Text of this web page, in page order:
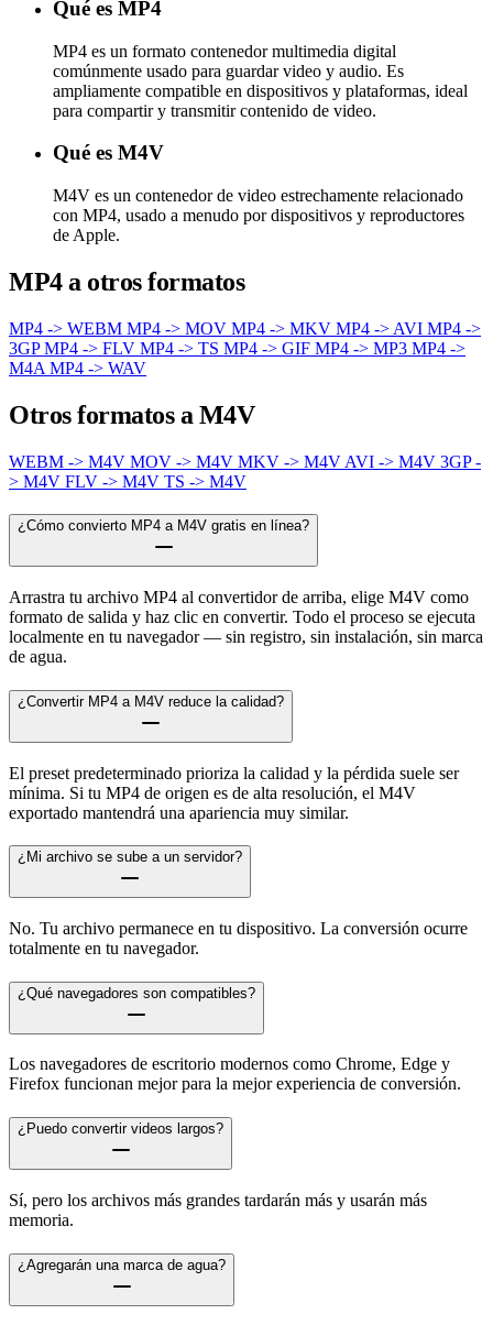
Qué es MP4
MP4 es un formato contenedor multimedia digital
comúnmente usado para guardar video y audio. Es
ampliamente compatible en dispositivos y plataformas, ideal
para compartir y transmitir contenido de video.
Qué es M4V
M4V es un contenedor de video estrechamente relacionado
con MP4, usado a menudo por dispositivos y reproductores
de Apple.
MP4 a otros formatos
MP4 -> WEBM MP4 -> MOV MP4 -> MKV MP4 -> AVI MP4 ->
3GPMP4 -> FLV MP4 -> TS MP4 -> GIF MP4 -> MP3 MP4 ->
M4A MP4 -> WAV
Otros formatos a M4V
WEBM -> M4V MOV -> M4V MKV -> M4V AVI -> M4V 3GP -
> M4V FLV -> M4V TS -> M4V
¿Cómo convierto MP4 a M4V gratis en línea?
Arrastra tu archivo MP4 al convertidor de arriba, elige M4V como
formato de salida y haz clic en convertir. Todo el proceso se ejecuta
localmente en tu navegador — sin registro, sin instalación, sin marca
de agua.
¿Convertir MP4 a M4V reduce la calidad?
El preset predeterminado prioriza la calidad y la pérdida suele ser
mínima. Si tu MP4 de origen es de alta resolución, el M4V
exportado mantendrá una apariencia muy similar.
¿Mi archivo se sube a un servidor?
No. Tu archivo permanece en tu dispositivo. La conversión ocurre
totalmente en tu navegador.
¿Qué navegadores son compatibles?
Los navegadores de escritorio modernos como Chrome, Edge y
Firefox funcionan mejor para la mejor experiencia de conversión.
¿Puedo convertir videos largos?
Sí, pero los archivos más grandes tardarán más y usarán más
memoria.
¿Agregarán una marca de agua?